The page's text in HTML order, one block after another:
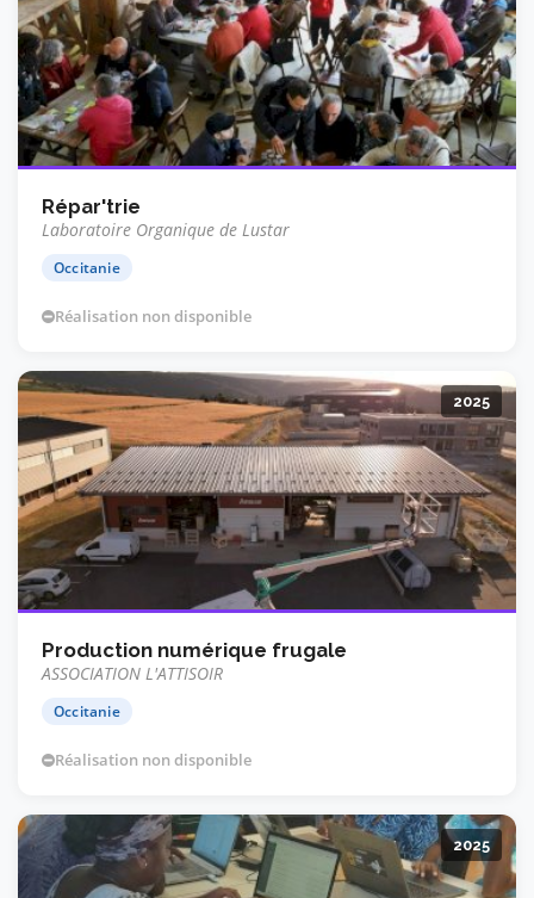
Répar'trie
Laboratoire Organique de Lustar
Occitanie
Réalisation non disponible
2025
Production numérique frugale
ASSOCIATION L'ATTISOIR
Occitanie
Réalisation non disponible
2025